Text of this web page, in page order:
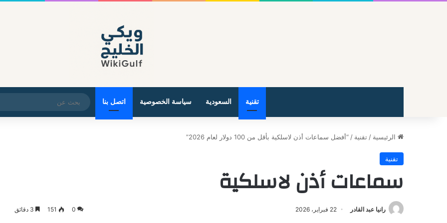
تقنية السعودية سياسة الخصوصية اتصل بنا
الرئيسية / تقنية / “أفضل سماعات أذن لاسلكية بأقل من 100 دولار لعام 2026”
تقنية
سماعات أذن لاسلكية
رانيا عبد القادر 22 فبراير، 2026 0
151